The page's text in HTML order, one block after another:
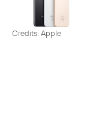
Credits: Apple